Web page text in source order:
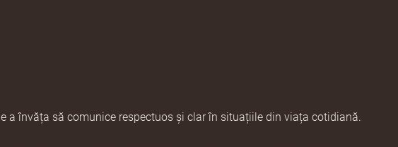
a învăța să comunice respectuos și clar în situațiile din viața cotidiană.